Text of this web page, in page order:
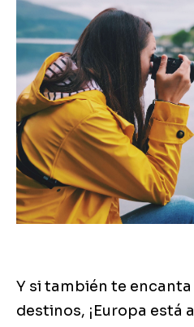
Y si también te
destinos, ¡Europa está